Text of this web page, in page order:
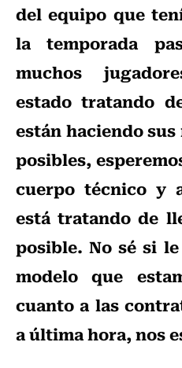
del equipo que
la temporada
muchos
estado tratando
están haciendo
posibles,
cuerpo técnico y
está tratando de
posible. No sé si
modelo que
cuanto a las
a última hora, nos